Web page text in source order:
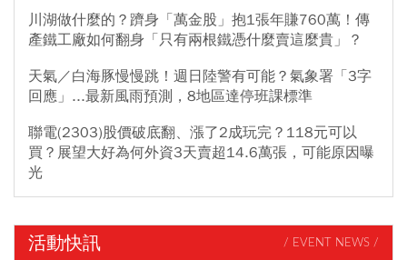
川湖做什麼的？躋身「萬金股」抱1張年賺760萬！傳
產鐵工廠如何翻身「只有兩根鐵憑什麼賣這麼貴」？
天氣／白海豚慢慢跳！週日陸警有可能？氣象署「3字
回應」...最新風雨預測，8地區達停班課標準
聯電(2303)股價破底翻、漲了2成玩完？118元可以
買？展望大好為何外資3天賣超14.6萬張，可能原因曝
光
活動快訊 / EVENT NEWS /